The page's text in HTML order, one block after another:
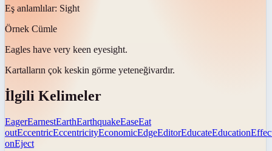
Eş anlamlılar: Sight
Örnek Cümle
Eagles have very keen eyesight.
Kartalların çok keskin görme yeteneğivardır.
İlgili Kelimeler
EagerEarnestEarthEarthquakeEaseEat
outEccentricEccentricityEconomicEdgeEditorEducateEducation
onEject